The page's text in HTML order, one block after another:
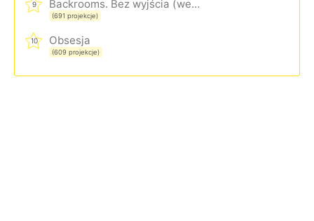
9 Backrooms. Bez wyjścia (wersja rozszerzona)
(691 projekcje)
10 Obsesja
(609 projekcje)